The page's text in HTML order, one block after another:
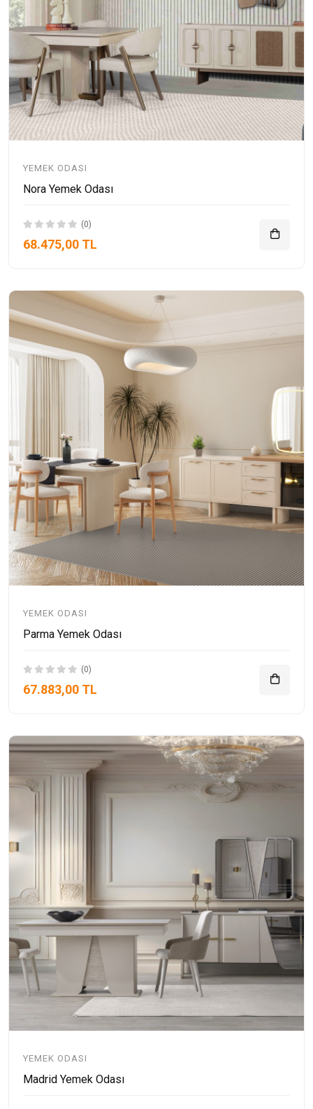
YEMEK ODASI
Nora Yemek Odası
(0)
68.475,00 TL
YEMEK ODASI
Parma Yemek Odası
(0)
67.883,00 TL
YEMEK ODASI
Madrid Yemek Odası